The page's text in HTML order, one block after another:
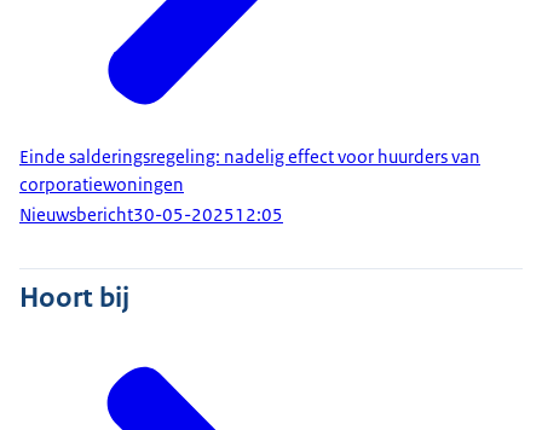
Einde salderingsregeling: nadelig effect voor huurders van
corporatiewoningen
Nieuwsbericht30-05-202512:05
Hoort bij